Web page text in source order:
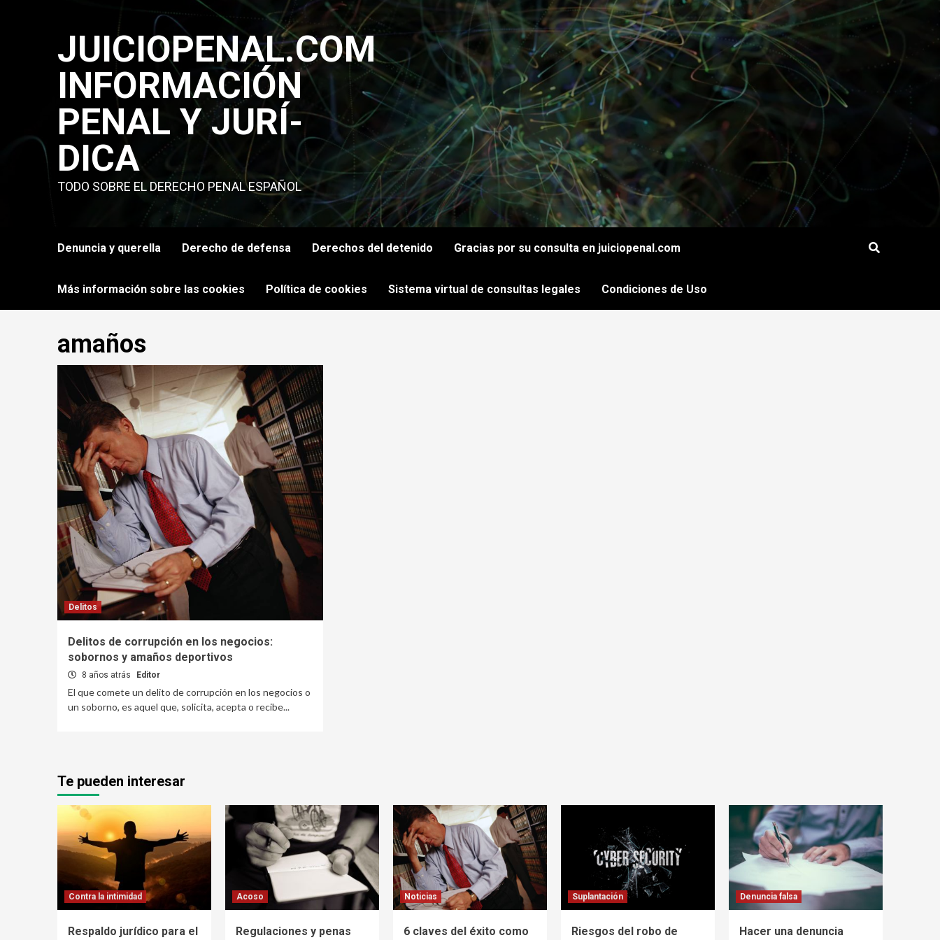
JUICIOPENAL.COM
INFORMACIÓN
PENAL Y JURÍ­
DICA
TODO SOBRE EL DERECHO PENAL ESPAÑOL
Denuncia y querella Derecho de defensa Derechos del detenido Gracias por su consulta en juiciopenal.com
Más información sobre las cookies Política de cookies Sistema virtual de consultas legales Condiciones de Uso
amaños
Delitos
Delitos de corrupción en los negocios:
sobornos y amaños deportivos
8 años atrás Editor
El que comete un delito de corrupción en los negocios o
un soborno, es aquel que, solicita, acepta o recibe...
Te pueden interesar
Contra la intimidad
Respaldo jurídico para el
Acoso
Regulaciones y penas
Noticias
6 claves del éxito como
Suplantación
Riesgos del robo de
Denuncia falsa
Hacer una denuncia